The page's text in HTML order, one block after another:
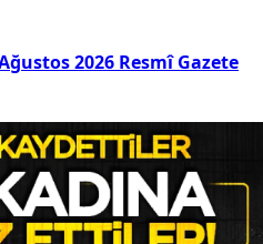
2026 Resmî Gazete